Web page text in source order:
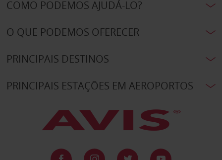
COMO PODEMOS AJUDÁ-LO?
O QUE PODEMOS OFERECER
PRINCIPAIS DESTINOS
PRINCIPAIS ESTAÇÕES EM AEROPORTOS